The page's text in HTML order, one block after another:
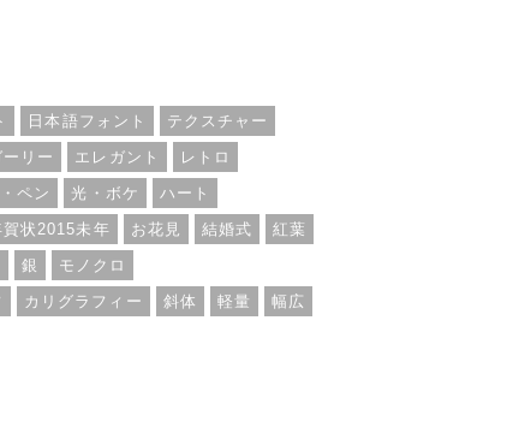
日本語フォント
テクスチャー
ーリー エレガント
レトロ
ペン 光・ボケ
ハート
賀状2015未年 お花見 結婚式
紅葉
銀
モノクロ
カリグラフィー 斜体 軽量 幅広